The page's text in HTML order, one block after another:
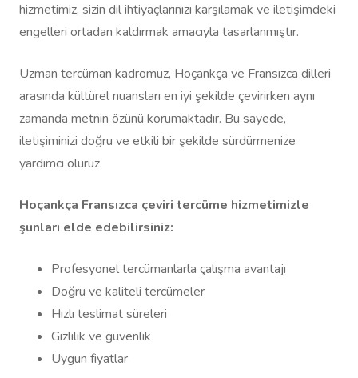
hizmetimiz, sizin dil ihtiyaçlarınızı karşılamak ve iletişimdeki
engelleri ortadan kaldırmak amacıyla tasarlanmıştır.
Uzman tercüman kadromuz, Hoçankça ve Fransızca dilleri
arasında kültürel nuansları en iyi şekilde çevirirken aynı
zamanda metnin özünü korumaktadır. Bu sayede,
iletişiminizi doğru ve etkili bir şekilde sürdürmenize
yardımcı oluruz.
Hoçankça Fransızca çeviri tercüme hizmetimizle
şunları elde edebilirsiniz:
Profesyonel tercümanlarla çalışma avantajı
Doğru ve kaliteli tercümeler
Hızlı teslimat süreleri
Gizlilik ve güvenlik
Uygun fiyatlar